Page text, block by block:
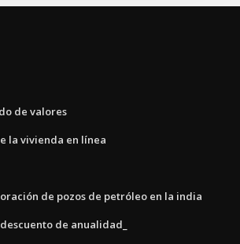
de valores
la vivienda en línea
de pozos de petróleo en la india
de anualidad_